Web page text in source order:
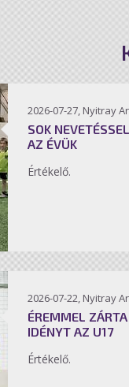
2026-07-27, Nyitray
SOK
AZ ÉVÜK
Értékelő.
2026-07-22, Nyitray
ÉREMMEL
IDÉNYT AZ U17
Értékelő.